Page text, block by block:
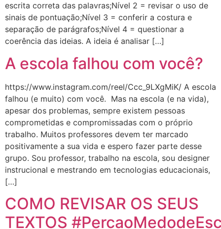
escrita correta das palavras;Nível 2 = revisar o uso de
sinais de pontuação;Nível 3 = conferir a costura e
separação de parágrafos;Nível 4 = questionar a
coerência das ideias. A ideia é analisar […]
A escola falhou com você?
https://www.instagram.com/reel/Ccc_9LXgMiK/ A escola
falhou (e muito) com você. Mas na escola (e na vida),
apesar dos problemas, sempre existem pessoas
comprometidas e compromissadas com o próprio
trabalho. Muitos professores devem ter marcado
positivamente a sua vida e espero fazer parte desse
grupo. Sou professor, trabalho na escola, sou designer
instrucional e mestrando em tecnologias educacionais,
[…]
COMO REVISAR OS SEUS
TEXTOS